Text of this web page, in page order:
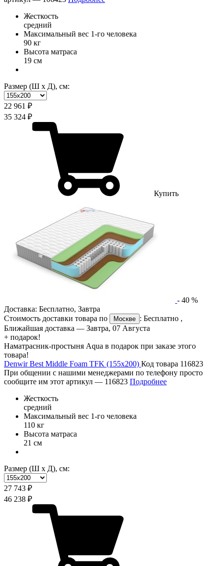
Жесткость
средний
Максимальный вес 1-го человека
90 кг
Высота матраса
19 см
Размер (Ш х Д), см:
22 961 ₽
35 324 ₽
Купить
- 40 %
Доставка: Бесплатно, Завтра
Стоимость доставки товара по
Москве : Бесплатно ,
Ближайшая доставка — Завтра, 07 Августа
+ подарок!
Наматрасник-простыня Aqua в подарок при заказе этого
товара!
Denwir Best Middle Foam TFK (155х200) Код товара 116823
При общении с нашими менеджерами по телефону просто
сообщите им этот артикул — 116823 Подробнее
Жесткость
средний
Максимальный вес 1-го человека
110 кг
Высота матраса
21 см
Размер (Ш х Д), см:
27 743 ₽
46 238 ₽